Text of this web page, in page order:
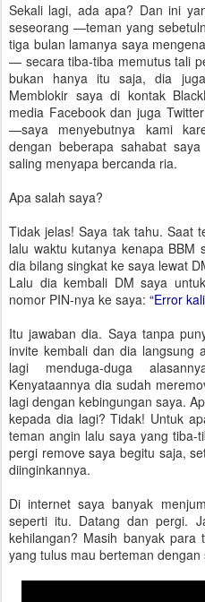
Sekali lagi, ada apa? Dan ini
seseorang —teman yang
tiga bulan lamanya saya
— secara tiba-tiba memutus tali
bukan hanya itu saja, dia
Memblokir saya di kontak
media Facebook dan juga
—saya menyebutnya kami
dengan beberapa sahabat
saling menyapa bercanda ria.
Apa salah saya?
Tidak jelas! Saya tak tahu. Saat
lalu waktu kutanya kenapa BBM
dia bilang singkat ke saya lewat
Lalu dia kembali DM saya
nomor PIN-nya ke saya: “Error
Itu jawaban dia. Saya tanpa
invite kembali dan dia langsung
lagi menduga-duga
Kenyataannya dia sudah
lagi dengan kebingungan saya.
kepada dia lagi? Tidak! Untuk
teman angin lalu saya yang tiba-
pergi remove saya begitu saja,
diinginkannya.
Di internet saya banyak
seperti itu. Datang dan pergi.
kehilangan? Masih banyak
yang tulus mau berteman dengan